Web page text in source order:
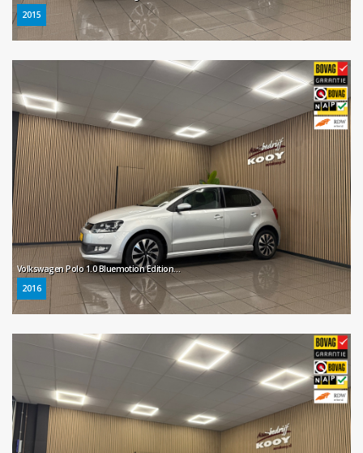
2015
Volkswagen Polo 1.0 Bluemotion Edition * Automaat / Navigatie / Parkeersensoren / NL Auto *
2016